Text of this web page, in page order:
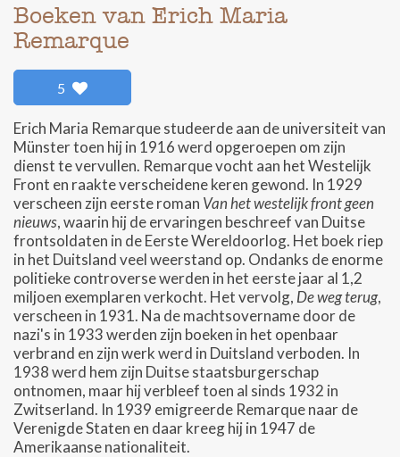
Boeken van Erich Maria
Remarque
5
Erich Maria Remarque studeerde aan de universiteit van
Münster toen hij in 1916 werd opgeroepen om zijn
dienst te vervullen. Remarque vocht aan het Westelijk
Front en raakte verscheidene keren gewond. In 1929
verscheen zijn eerste roman Van het westelijk front geen
nieuws, waarin hij de ervaringen beschreef van Duitse
frontsoldaten in de Eerste Wereldoorlog. Het boek riep
in het Duitsland veel weerstand op. Ondanks de enorme
politieke controverse werden in het eerste jaar al 1,2
miljoen exemplaren verkocht. Het vervolg, De weg terug,
verscheen in 1931. Na de machtsovername door de
nazi's in 1933 werden zijn boeken in het openbaar
verbrand en zijn werk werd in Duitsland verboden. In
1938 werd hem zijn Duitse staatsburgerschap
ontnomen, maar hij verbleef toen al sinds 1932 in
Zwitserland. In 1939 emigreerde Remarque naar de
Verenigde Staten en daar kreeg hij in 1947 de
Amerikaanse nationaliteit.